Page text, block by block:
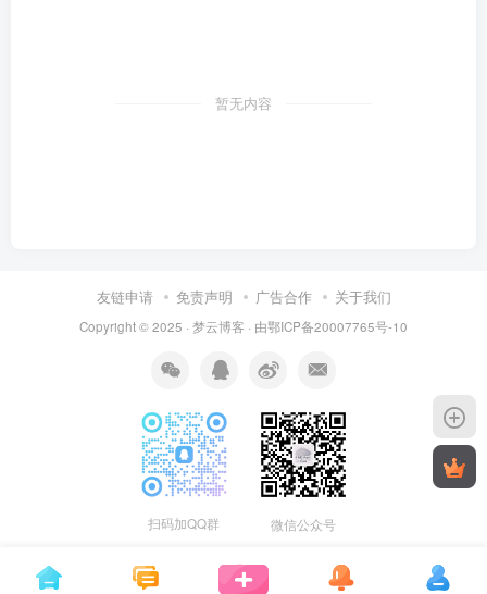
暂无内容
友链申请 免责声明 广告合作 关于我们
Copyright © 2025 · 梦云博客 · 由鄂ICP备20007765号-10
扫码加QQ群 微信公众号